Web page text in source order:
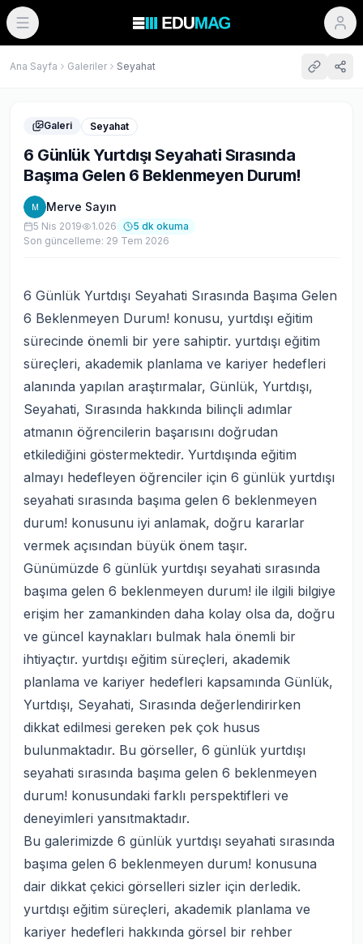
Ana Sayfa Galeriler Seyahat
Galeri Seyahat
6 Günlük Yurtdışı Seyahati Sırasında
Başıma Gelen 6 Beklenmeyen Durum!
M Merve Sayın
5 Nis 2019 1.026 5 dk okuma
Son güncelleme: 29 Tem 2026
6 Günlük Yurtdışı Seyahati Sırasında Başıma Gelen
6 Beklenmeyen Durum! konusu, yurtdışı eğitim
sürecinde önemli bir yere sahiptir. yurtdışı eğitim
süreçleri, akademik planlama ve kariyer hedefleri
alanında yapılan araştırmalar, Günlük, Yurtdışı,
Seyahati, Sırasında hakkında bilinçli adımlar
atmanın öğrencilerin başarısını doğrudan
etkilediğini göstermektedir. Yurtdışında eğitim
almayı hedefleyen öğrenciler için 6 günlük yurtdışı
seyahati sırasında başıma gelen 6 beklenmeyen
durum! konusunu iyi anlamak, doğru kararlar
vermek açısından büyük önem taşır.
Günümüzde 6 günlük yurtdışı seyahati sırasında
başıma gelen 6 beklenmeyen durum! ile ilgili bilgiye
erişim her zamankinden daha kolay olsa da, doğru
ve güncel kaynakları bulmak hala önemli bir
ihtiyaçtır. yurtdışı eğitim süreçleri, akademik
planlama ve kariyer hedefleri kapsamında Günlük,
Yurtdışı, Seyahati, Sırasında değerlendirirken
dikkat edilmesi gereken pek çok husus
bulunmaktadır. Bu görseller, 6 günlük yurtdışı
seyahati sırasında başıma gelen 6 beklenmeyen
durum! konusundaki farklı perspektifleri ve
deneyimleri yansıtmaktadır.
Bu galerimizde 6 günlük yurtdışı seyahati sırasında
başıma gelen 6 beklenmeyen durum! konusuna
dair dikkat çekici görselleri sizler için derledik.
yurtdışı eğitim süreçleri, akademik planlama ve
kariyer hedefleri hakkında görsel bir rehber